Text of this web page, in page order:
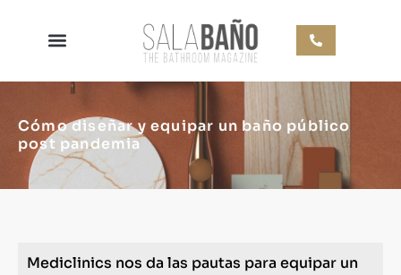
Cómo diseñar y equipar un baño público
post pandemia
Mediclinics nos da las pautas para equipar un